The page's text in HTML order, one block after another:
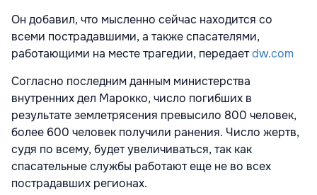
Он добавил, что мысленно сейчас находится со
всеми пострадавшими, а также спасателями,
работающими на месте трагедии, передаетdw.com
Согласно последним данным министерства
внутренних дел Марокко, число погибших в
результате землетрясения превысило 800 человек,
более 600 человек получили ранения. Число жертв,
судя по всему, будет увеличиваться, так как
спасательные службы работают еще не во всех
пострадавших регионах.